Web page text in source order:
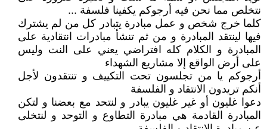
نتخلص مما نحن فيه أرجوكم يكفينا فلسفة ...
كلما خرج شخص و عمل مبادرة يتبادر كل من لم يشترك
فيها لينتقد المبادرة و من ثم تنشأ مبادرات انتقادية على
المبادرة و الكلام كله افتراضي يعني على النت وليس
على أرض الواقع إلا مشاريع الشهداء
أرجوكم يا من تجلسون تحت التكييف و تنتقدون لأجل
أنكم تريدون الانتقاد و الفلسفة
دعوا غليون أو غير غليون يبادر و لنتحد مع بعضنا و لتكن
المبادرة القادمة هي مبادرة التطاوع و التوحد و لنتخلى